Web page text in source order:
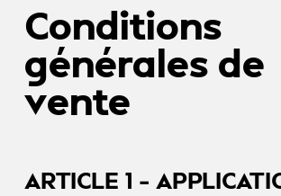
Conditions
générales de
vente
ARTICLE 1 –